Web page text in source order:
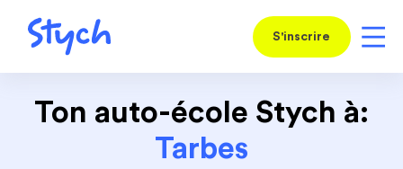
S'inscrire
Ton auto-école Stych à:
Tarbes